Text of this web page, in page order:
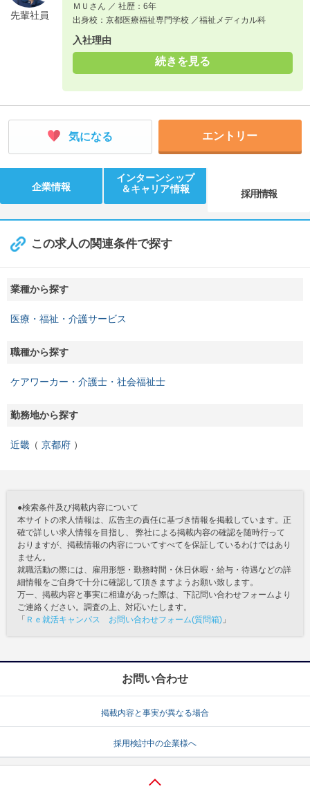
先輩社員
ＭＵさん ／ 社歴：6年
出身校：京都医療福祉専門学校 ／福祉メディカル科
入社理由
続きを見る
気になる エントリー
企業情報
インターンシップ
＆キャリア情報
採用情報
この求人の関連条件で探す
業種から探す
医療・福祉・介護サービス
職種から探す
ケアワーカー・介護士・社会福祉士
勤務地から探す
近畿 京都府
●検索条件及び掲載内容について
本サイトの求人情報は、広告主の責任に基づき情報を掲載しています。正
確で詳しい求人情報を目指し、 弊社による掲載内容の確認を随時行って
おりますが、掲載情報の内容についてすべてを保証しているわけではあり
ません。
就職活動の際には、雇用形態・勤務時間・休日休暇・給与・待遇などの詳
細情報をご自身で十分に確認して頂きますようお願い致します。
万一、掲載内容と事実に相違があった際は、下記問い合わせフォームより
ご連絡ください。調査の上、対応いたします。
「 Ｒｅ就活キャンパス お問い合わせフォーム(質問箱) 」
お問い合わせ
掲載内容と事実が異なる場合
採用検討中の企業様へ